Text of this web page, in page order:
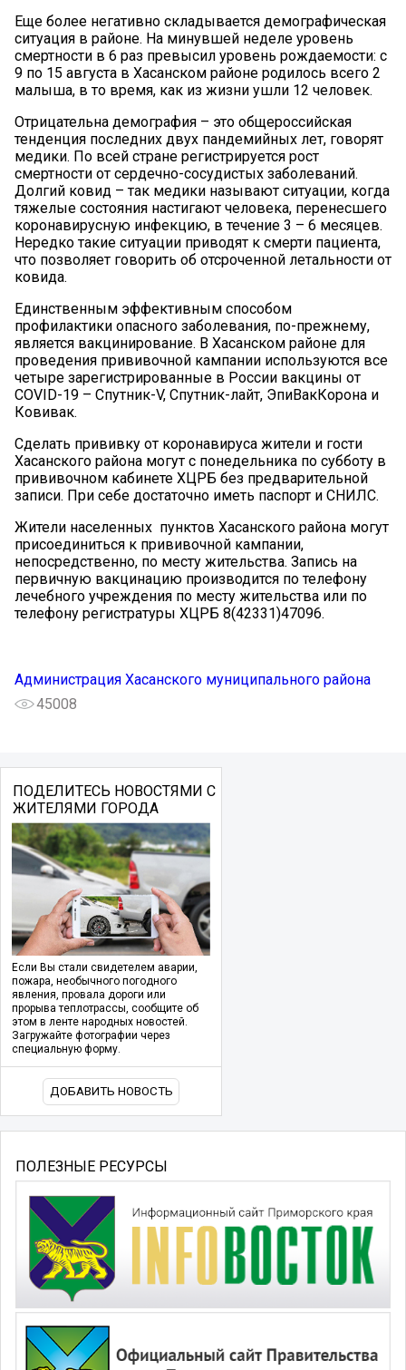
Еще более негативно складывается демографическая
ситуация в районе. На минувшей неделе уровень
смертности в 6 раз превысил уровень рождаемости: с
9 по 15 августа в Хасанском районе родилось всего 2
малыша, в то время, как из жизни ушли 12 человек.
Отрицательна демография – это общероссийская
тенденция последних двух пандемийных лет, говорят
медики. По всей стране регистрируется рост
смертности от сердечно-сосудистых заболеваний.
Долгий ковид – так медики называют ситуации, когда
тяжелые состояния настигают человека, перенесшего
коронавирусную инфекцию, в течение 3 – 6 месяцев.
Нередко такие ситуации приводят к смерти пациента,
что позволяет говорить об отсроченной летальности от
ковида.
Единственным эффективным способом
профилактики опасного заболевания, по-прежнему,
является вакцинирование. В Хасанском районе для
проведения прививочной кампании используются все
четыре зарегистрированные в России вакцины от
COVID-19 – Спутник-V, Спутник-лайт, ЭпиВакКорона и
Ковивак.
Сделать прививку от коронавируса жители и гости
Хасанского района могут с понедельника по субботу в
прививочном кабинете ХЦРБ без предварительной
записи. При себе достаточно иметь паспорт и СНИЛС.
Жители населенных пунктов Хасанского района могут
присоединиться к прививочной кампании,
непосредственно, по месту жительства. Запись на
первичную вакцинацию производится по телефону
лечебного учреждения по месту жительства или по
телефону регистратуры ХЦРБ 8(42331)47096.
Администрация Хасанского муниципального района
45008
ПОДЕЛИТЕСЬ НОВОСТЯМИ С
ЖИТЕЛЯМИ ГОРОДА
Если Вы стали свидетелем аварии,
пожара, необычного погодного
явления, провала дороги или
прорыва теплотрассы, сообщите об
этом в ленте народных новостей.
Загружайте фотографии через
специальную форму.
ДОБАВИТЬ НОВОСТЬ
ПОЛЕЗНЫЕ РЕСУРСЫ